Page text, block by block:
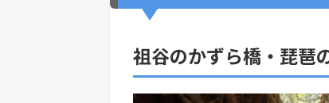
祖谷のかずら橋・琵琶